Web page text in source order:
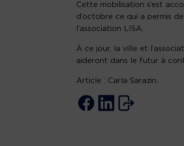
Cette mobilisation s’est
d’octobre ce qui a permis
l’association LISA.
À ce jour, la ville et
aideront dans le futur à
Article : Carla Sarazin.